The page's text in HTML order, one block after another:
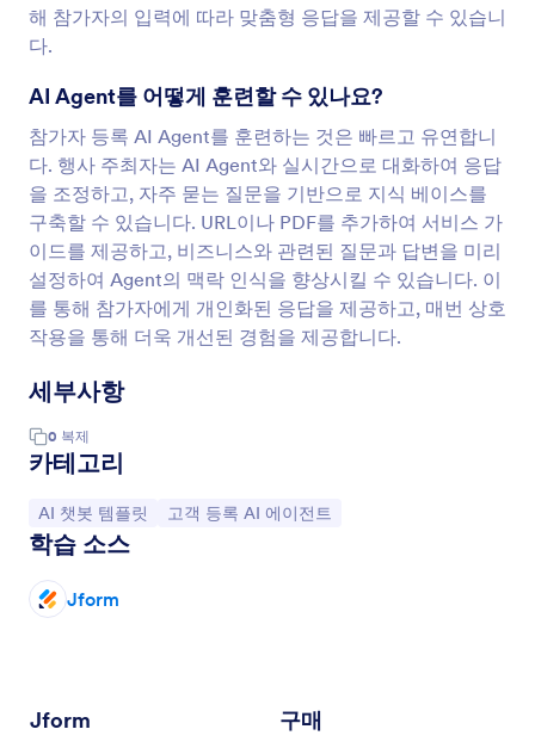
해 참가자의 입력에 따라 맞춤형 응답을 제공할 수 있습니
다.
AI Agent를 어떻게 훈련할 수 있나요?
참가자 등록 AI Agent를 훈련하는 것은 빠르고 유연합니
다. 행사 주최자는 AI Agent와 실시간으로 대화하여 응답
을 조정하고, 자주 묻는 질문을 기반으로 지식 베이스를
구축할 수 있습니다. URL이나 PDF를 추가하여 서비스 가
이드를 제공하고, 비즈니스와 관련된 질문과 답변을 미리
설정하여 Agent의 맥락 인식을 향상시킬 수 있습니다. 이
를 통해 참가자에게 개인화된 응답을 제공하고, 매번 상호
작용을 통해 더욱 개선된 경험을 제공합니다.
세부사항
0 복제
카테고리
카테고리로 이동:
AI 챗봇 템플릿 카테고리로 이동:
고객 등록 AI 에이전트
학습 소스
Jform
Jform 구매